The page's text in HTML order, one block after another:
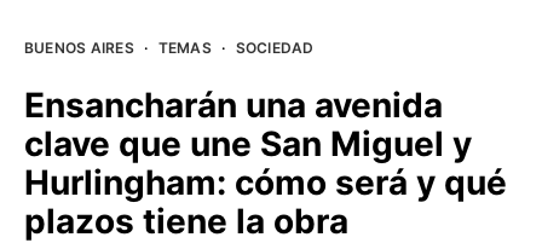
BUENOS AIRES
PROVINCIAS
BUENOS AIRES · TEMAS · SOCIEDAD
Ensancharán una avenida
clave que une San Miguel y
Hurlingham: cómo será y qué
plazos tiene la obra